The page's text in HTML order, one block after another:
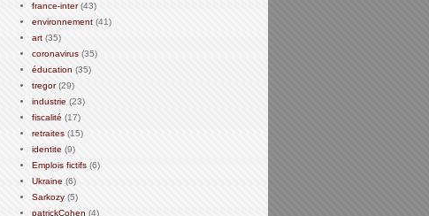
france-inter(43)
environnement (41)
art (35)
coronavirus (35)
éducation (35)
tregor(29)
industrie (23)
fiscalité (17)
retraites (15)
identite (9)
Emplois fictifs (6)
Ukraine (6)
Sarkozy (5)
patrickCohen (4)